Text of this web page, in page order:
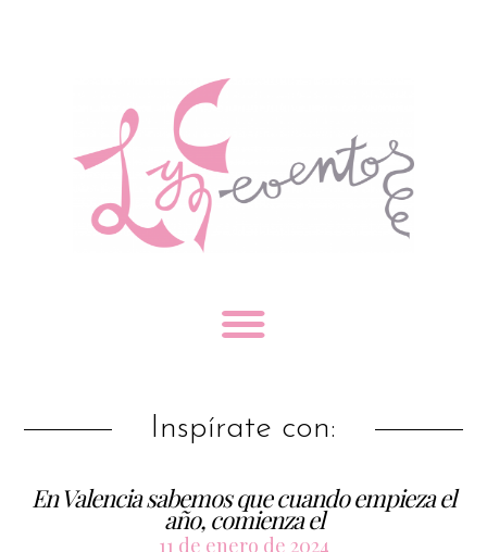
Inspírate con:
En Valencia sabemos que cuando empieza el
año, comienza el
11 de enero de 2024